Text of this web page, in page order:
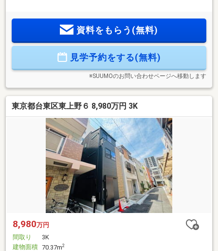
♪♪物件詳細はアドキャスト上野支店【0120-917-091】まで
♪◇◆◇◆◇◆◇◆◇◆◇◆◇◆◇◆◇◆◇◆◇◆◇◆◇◆【ラ
の変化を見据えた長期的なライフプランシミュレーションを
資料をもらう(無料)
見学予約をする(無料)
※SUUMOのお問い合わせページへ移動します
東京都台東区東上野６ 8,980万円 3K
8,980万円
間取り
3K
建物面積 70.37m2